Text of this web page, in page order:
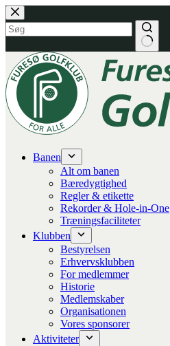
Fortsæt
til
indhold
Banen
Alt om banen
Bæredygtighed
Regler & etikette
Rekorder & Hole-in-One
Træningsfaciliteter
Klubben
Bestyrelsen
Erhvervsklubben
For medlemmer
Historie
Medlemskaber
Organisationen
Vores sponsorer
Aktiviteter